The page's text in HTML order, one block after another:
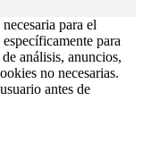
para el
para
análisis, anuncios,
no necesarias.
antes de